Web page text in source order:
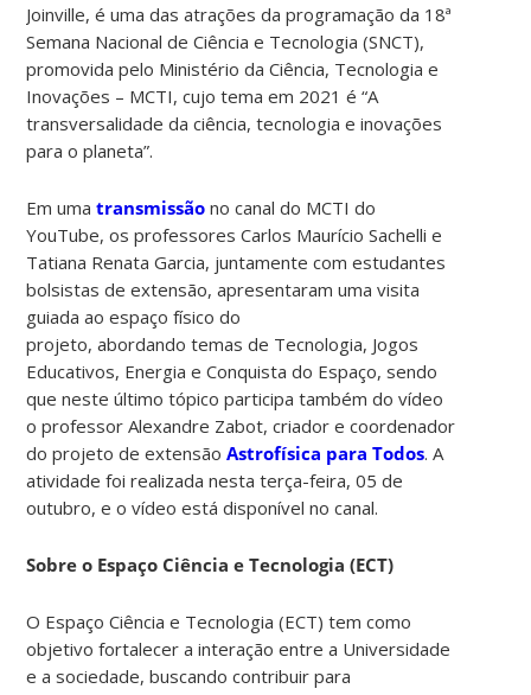
Joinville, é uma das atrações da programação da 18ª
Semana Nacional de Ciência e Tecnologia (SNCT),
promovida pelo Ministério da Ciência, Tecnologia e
Inovações – MCTI, cujo tema em 2021 é “A
transversalidade da ciência, tecnologia e inovações
para o planeta”.
Em umatransmissão no canal do MCTI do
YouTube, os professores Carlos Maurício Sachelli e
Tatiana Renata Garcia, juntamente com estudantes
bolsistas de extensão, apresentaram uma visita
guiada ao espaço físico do
projeto, abordando temas de Tecnologia, Jogos
Educativos, Energia e Conquista do Espaço, sendo
que neste último tópico participa também do vídeo
o professor Alexandre Zabot, criador e coordenador
do projeto de extensãoAstrofísica para Todos. A
atividade foi realizada nesta terça-feira, 05 de
outubro, e o vídeo está disponível no canal.
Sobre o Espaço Ciência e Tecnologia (ECT)
O Espaço Ciência e Tecnologia (ECT) tem como
objetivo fortalecer a interação entre a Universidade
e a sociedade, buscando contribuir para